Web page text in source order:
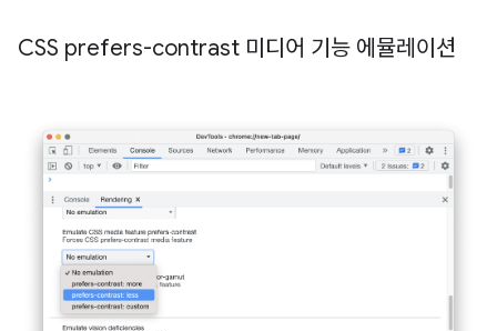
CSS prefers-contrast 미디어 기능 에뮬레이션